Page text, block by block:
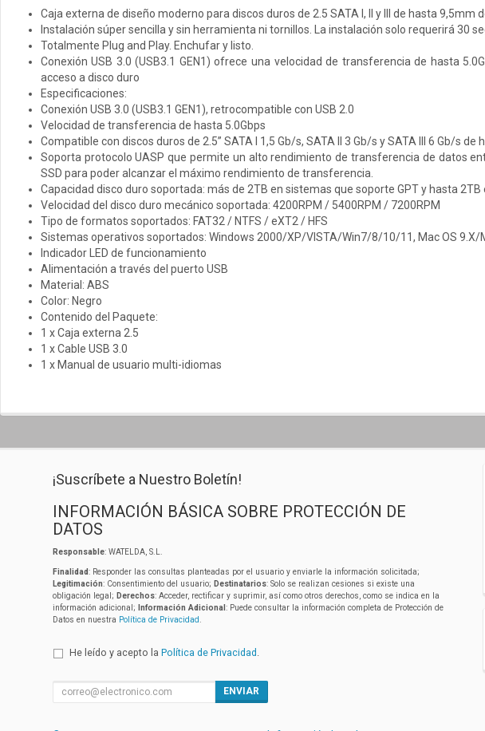
Caja externa de diseño moderno para discos duros de 2.5 SATA I, II y III de hasta
Instalación súper sencilla y sin herramienta ni tornillos. La instalación solo requerirá 30
Totalmente Plug and Play. Enchufar y listo.
Conexión USB 3.0 (USB3.1 GEN1) ofrece una velocidad de transferencia de hasta
acceso a disco duro
Especificaciones:
Conexión USB 3.0 (USB3.1 GEN1), retrocompatible con USB 2.0
Velocidad de transferencia de hasta 5.0Gbps
Compatible con discos duros de 2.5” SATA I 1,5 Gb/s, SATA II 3 Gb/s y SATA III 6 Gb/s de
Soporta protocolo UASP que permite un alto rendimiento de transferencia de datos
SSD para poder alcanzar el máximo rendimiento de transferencia.
Capacidad disco duro soportada: más de 2TB en sistemas que soporte GPT y hasta
Velocidad del disco duro mecánico soportada: 4200RPM / 5400RPM / 7200RPM
Tipo de formatos soportados: FAT32 / NTFS / eXT2 / HFS
Sistemas operativos soportados: Windows 2000/XP/VISTA/Win7/8/10/11, Mac OS 9.X/
Indicador LED de funcionamiento
Alimentación a través del puerto USB
Material: ABS
Color: Negro
Contenido del Paquete:
1 x Caja externa 2.5
1 x Cable USB 3.0
1 x Manual de usuario multi-idiomas
¡Suscríbete a Nuestro Boletín!
INFORMACIÓN BÁSICA SOBRE PROTECCIÓN DE
DATOS
Responsable: WATELDA, S.L.
Finalidad: Responder las consultas planteadas por el usuario y enviarle la información solicitada;
Legitimación: Consentimiento del usuario; Destinatarios: Solo se realizan cesiones si existe una
obligación legal; Derechos: Acceder, rectificar y suprimir, así como otros derechos, como se indica en la
información adicional;
Información Adicional : Puede consultar la información completa de Protección de
Datos en nuestra Política de Privacidad.
He leído y acepto la Política de Privacidad .
ENVIAR